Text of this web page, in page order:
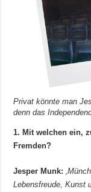
Privat könnte man
denn das
1. Mit welchen ein,
Fremden?
Jesper Munk:
Lebensfreude, Kunst